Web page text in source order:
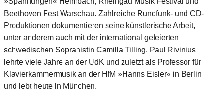
Beethoven Fest Warschau. Zahlreiche Rundfunk- und CD-
Produktionen dokumentieren seine künstlerische Arbeit,
unter anderem auch mit der international gefeierten
schwedischen Sopranistin Camilla Tilling. Paul Rivinius
lehrte viele Jahre an der UdK und zuletzt als Professor für
Klavierkammermusik an der HfM »Hanns Eisler« in Berlin
und lebt heute in München.